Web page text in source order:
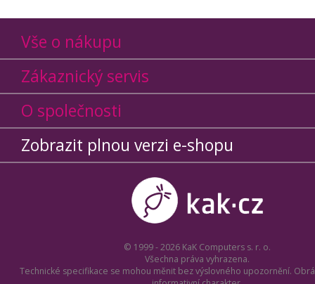
Vše o nákupu
Zákaznický servis
O společnosti
Zobrazit plnou verzi e-shopu
© 1999 - 2026 KaK Computers s. r. o.
Všechna práva vyhrazena.
Technické specifikace se mohou měnit bez výslovného upozornění.